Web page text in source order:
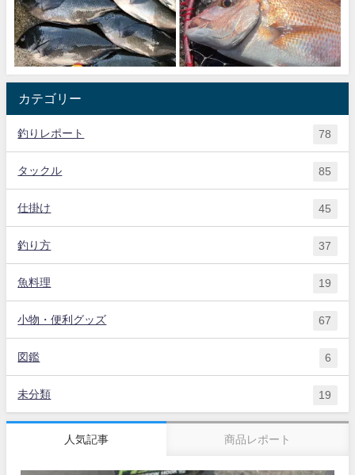
カテゴリー
釣りレポート 78
タックル 85
仕掛け 45
釣り方 37
魚料理 19
小物・便利グッズ 67
図鑑 6
未分類 19
人気記事 商品レポート